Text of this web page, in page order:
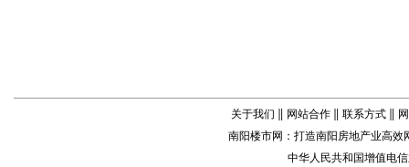
关于我们 ‖ 网站合作‖ 联系方式‖
南阳楼市网 ：打造南阳房地产业高效
中华人民共和国增值电